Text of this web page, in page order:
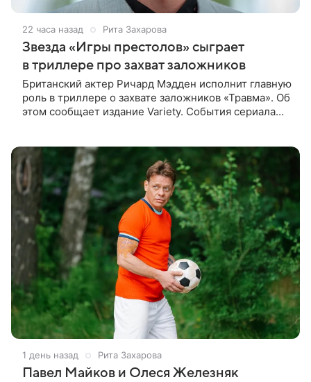
22 часа назад Рита Захарова
Звезда «Игры престолов» сыграет
в триллере про захват заложников
Британский актер Ричард Мэдден исполнит главную
роль в триллере о захвате заложников «Травма». Об
этом сообщает издание Variety. События сериала
1 день назад Рита Захарова
Павел Майков и Олеся Железняк